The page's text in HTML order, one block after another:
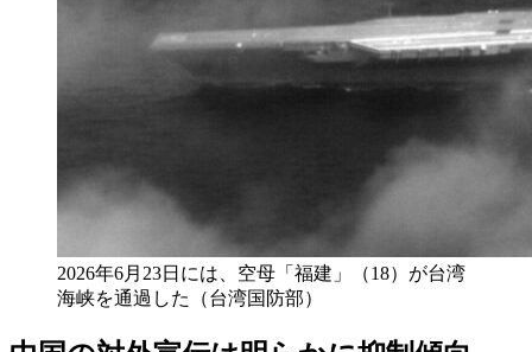
2026年6月23日には、空母「福建」（18）が台湾
海峡を通過した（台湾国防部）